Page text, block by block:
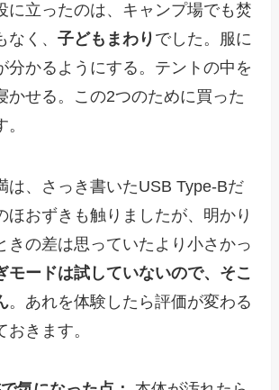
に立ったのは、キャンプ場でも焚
なく、子どもまわり でした。服に
分かるようにする。テントの中を
かせる。この2つのために買った
は、さっき書いたUSB Type-Bだ
ほおずきも触りましたが、明かり
きの差は思っていたより小さかっ
モードは試していないので、そこ
。あれを体験したら評価が変わる
きます。